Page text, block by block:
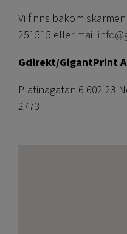
Vi finns bakom
251515 eller mail
Gdirekt/GigantPrint
Platinagatan 6 602 23
2773